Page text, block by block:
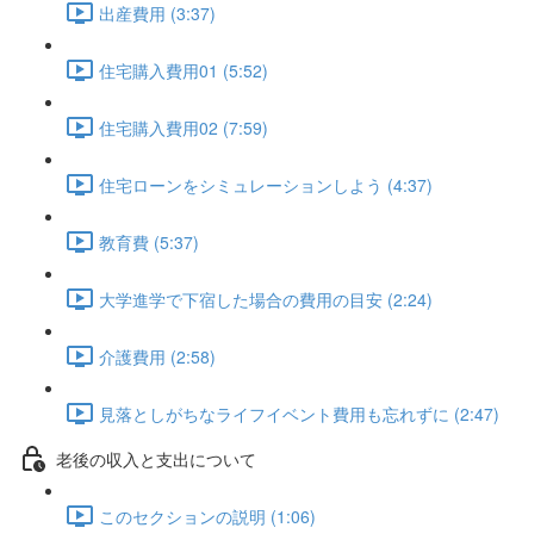
出産費用 (3:37)
住宅購入費用01 (5:52)
住宅購入費用02 (7:59)
住宅ローンをシミュレーションしよう (4:37)
教育費 (5:37)
大学進学で下宿した場合の費用の目安 (2:24)
介護費用 (2:58)
見落としがちなライフイベント費用も忘れずに (2:47)
老後の収入と支出について
このセクションの説明 (1:06)